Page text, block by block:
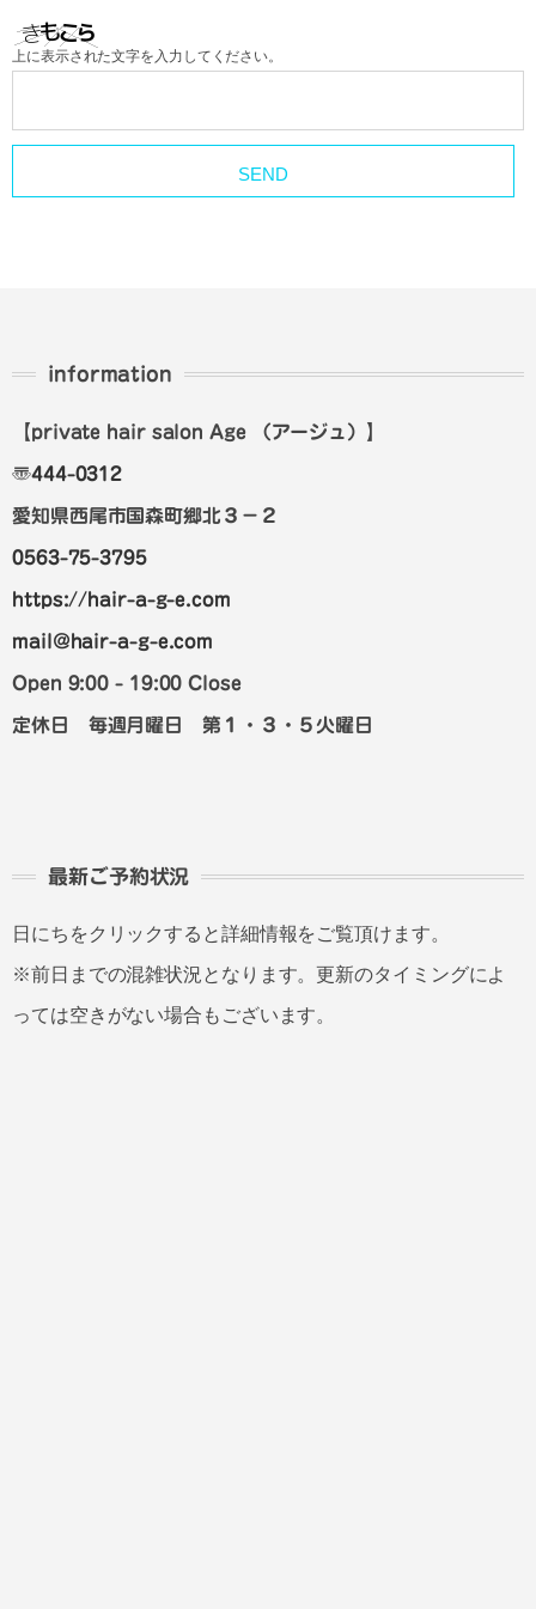
上に表示された文字を入力してください。
information
【private hair salon Age （アージュ） 】
〠444-0312
愛知県西尾市国森町郷北３－２
0563-75-3795
https://hair-a-g-e.com
mail@hair-a-g-e.com
Open 9:00 - 19:00 Close
定休日 毎週月曜日 第１・３・５火曜日
最新ご予約状況
日にちをクリックすると詳細情報をご覧頂けます。
※前日までの混雑状況となります。更新のタイミングによ
っては空きがない場合もございます。